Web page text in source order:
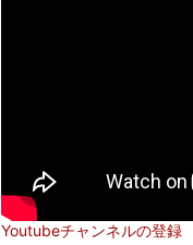
Youtubeチャンネルの登録